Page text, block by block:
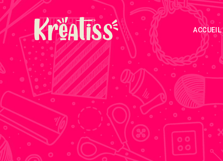
ACCUEIL